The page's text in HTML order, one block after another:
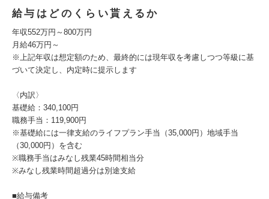
給与はどのくらい貰えるか
年収552万円～800万円
月給46万円～
※上記年収は想定額のため、最終的には現年収を考慮しつつ等級に基
づいて決定し、内定時に提示します
〈内訳〉
基礎給：340,100円
職務手当：119,900円
※基礎給には一律支給のライフプラン手当（35,000円）地域手当
（30,000円）を含む
※職務手当はみなし残業45時間相当分
※みなし残業時間超過分は別途支給
■給与備考